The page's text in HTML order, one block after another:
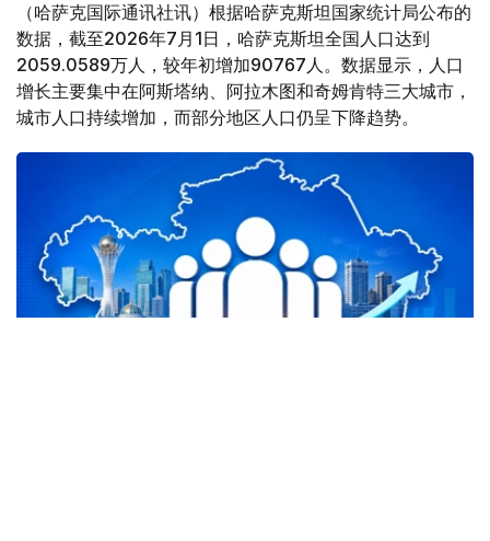
（哈萨克国际通讯社讯）根据哈萨克斯坦国家统计局公布的
数据，截至2026年7月1日，哈萨克斯坦全国人口达到
2059.0589万人，较年初增加90767人。数据显示，人口
增长主要集中在阿斯塔纳、阿拉木图和奇姆肯特三大城市，
城市人口持续增加，而部分地区人口仍呈下降趋势。